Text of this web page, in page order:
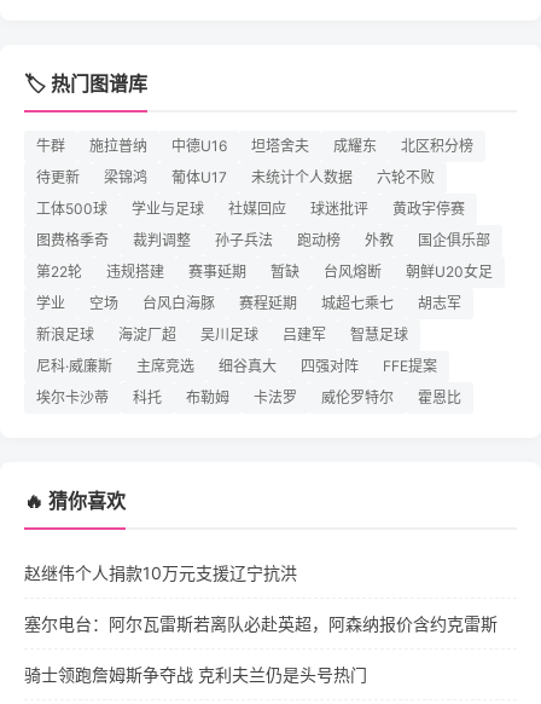
🏷️ 热门图谱库
牛群 施拉普纳 中德U16 坦塔舍夫 成耀东
北区积分榜
待更新
梁锦鸿 葡体U17 未统计个人数据
六轮不败
工体500球
学业与足球 社媒回应 球迷批评
黄政宇停赛
图费格季奇
裁判调整 孙子兵法 跑动榜 外教
国企俱乐部
第22轮
违规搭建 赛事延期 暂缺 台风熔断
朝鲜U20女足
学业
空场 台风白海豚 赛程延期 城超七乘七
胡志军
新浪足球
海淀厂超 吴川足球 吕建军
智慧足球
尼科·威廉斯
主席竞选 细谷真大 四强对阵
FFE提案
埃尔卡沙蒂
科托 布勒姆 卡法罗 威伦罗特尔 霍恩比
🔥 猜你喜欢
赵继伟个人捐款10万元支援辽宁抗洪
塞尔电台：阿尔瓦雷斯若离队必赴英超，阿森纳报价含约克雷斯
骑士领跑詹姆斯争夺战 克利夫兰仍是头号热门